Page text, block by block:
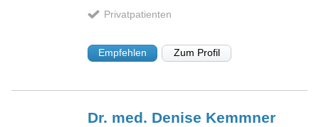
Privatpatienten
Empfehlen Zum Profil
Dr. med. Denise Kemmner